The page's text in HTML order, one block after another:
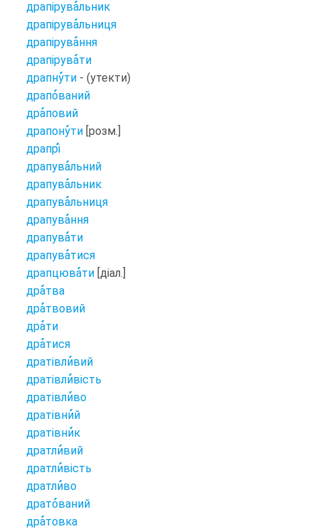
драпірувальник
драпірувальниця
драпірування
драпірувати
драпнути - (утекти)
драпований
драповий
драпонути [розм.]
драпрі
драпувальний
драпувальник
драпувальниця
драпування
драпувати
драпуватися
драпцювати [діал.]
дратва
дратвовий
драти
дратися
дратівливий
дратівливість
дратівливо
дратівний
дратівник
дратливий
дратливість
дратливо
дратований
дратовка